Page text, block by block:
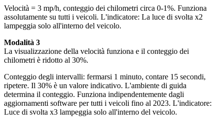
Velocità = 3 mp/h, conteggio dei chilometri circa 0-1%. Funziona
assolutamente su tutti i veicoli. L'indicatore: La luce di svolta x2
lampeggia solo all'interno del veicolo.
Modalità 3
La visualizzazione della velocità funziona e il conteggio dei
chilometri è ridotto al 30%.
Conteggio degli intervalli: fermarsi 1 minuto, contare 15 secondi,
ripetere. Il 30% è un valore indicativo. L'ambiente di guida
determina il conteggio. Funziona indipendentemente dagli
aggiornamenti software per tutti i veicoli fino al 2023. L'indicatore:
Luce di svolta x3 lampeggia solo all'interno del veicolo.